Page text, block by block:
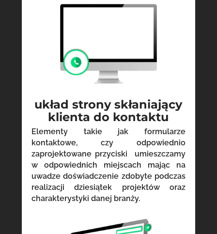
układ strony skłaniający
klienta do kontaktu
Elementy takie jak formularze
kontaktowe, czy odpowiednio
zaprojektowane przyciski umieszczamy
w odpowiednich miejscach mając na
uwadze doświadczenie zdobyte podczas
realizacji dziesiątek projektów oraz
charakterystyki danej branży.